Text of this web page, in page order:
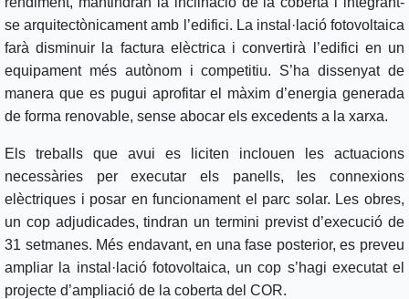
se arquitectònicament amb l’edifici. La instal·lació fotovoltaica
farà disminuir la factura elèctrica i convertirà l’edifici en un
equipament més autònom i competitiu. S’ha dissenyat de
manera que es pugui aprofitar el màxim d’energia generada
de forma renovable, sense abocar els excedents a la xarxa.
Els treballs que avui es liciten inclouen les actuacions
necessàries per executar els panells, les connexions
elèctriques i posar en funcionament el parc solar. Les obres,
un cop adjudicades, tindran un termini previst d’execució de
31 setmanes. Més endavant, en una fase posterior, es preveu
ampliar la instal·lació fotovoltaica, un cop s’hagi executat el
projecte d’ampliació de la coberta del COR.